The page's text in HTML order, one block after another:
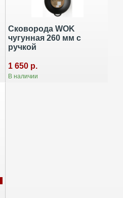
Сковорода WOK
чугунная 260 мм с
ручкой
1 650 р.
В наличии